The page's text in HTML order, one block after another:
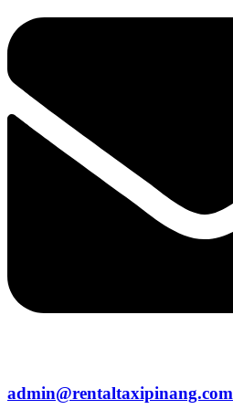
admin@rentaltaxipinang.com